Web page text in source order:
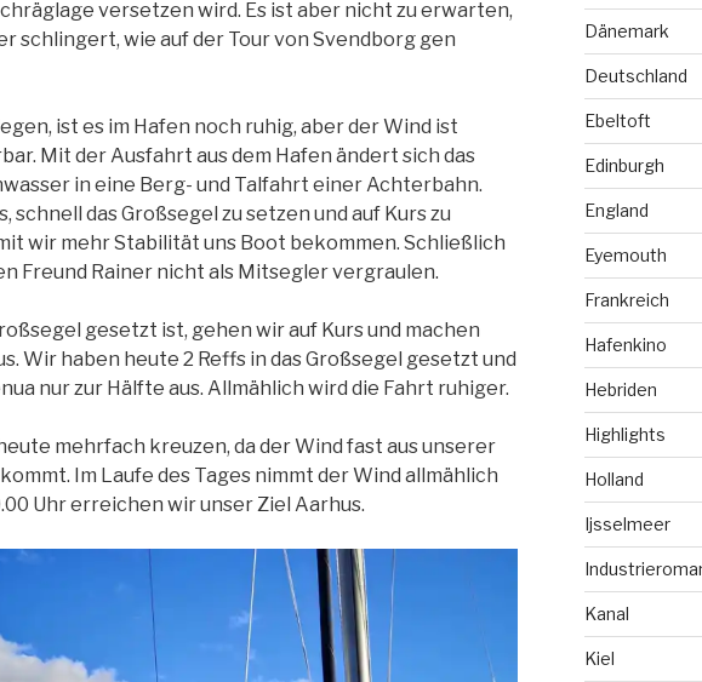
versetzen wird. Es ist aber nicht zu erwarten,
schlingert, wie auf der Tour von Svendborg gen
ist es im Hafen noch ruhig, aber der Wind ist
Mit der Ausfahrt aus dem Hafen ändert sich das
in eine Berg- und Talfahrt einer Achterbahn.
schnell das Großsegel zu setzen und auf Kurs zu
wir mehr Stabilität uns Boot bekommen. Schließlich
Freund Rainer nicht als Mitsegler vergraulen.
gesetzt ist, gehen wir auf Kurs und machen
Wir haben heute 2 Reffs in das Großsegel gesetzt und
nur zur Hälfte aus. Allmählich wird die Fahrt ruhiger.
mehrfach kreuzen, da der Wind fast aus unserer
Im Laufe des Tages nimmt der Wind allmählich
Uhr erreichen wir unser Ziel Aarhus.
Dänemark
Deutschland
Ebeltoft
Edinburgh
England
Eyemouth
Frankreich
Hafenkino
Hebriden
Highlights
Holland
Ijsselmeer
Kanal
Kiel